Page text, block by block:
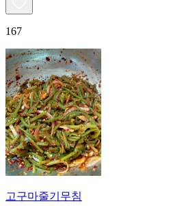
167
고구마줄기무침